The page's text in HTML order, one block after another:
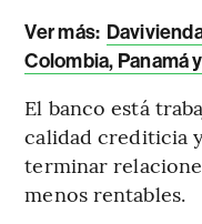
Ver más:
Colombia, Panamá
El banco está
calidad crediticia
terminar
menos rentables.